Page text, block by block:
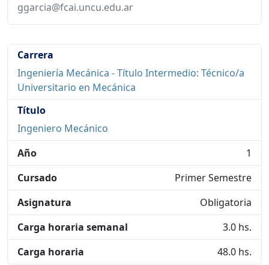
ggarcia@fcai.uncu.edu.ar
Carrera
Ingeniería Mecánica - Título Intermedio: Técnico/a
Universitario en Mecánica
Título
Ingeniero Mecánico
Año
1
Cursado
Primer Semestre
Asignatura
Obligatoria
Carga horaria semanal
3.0 hs.
Carga horaria
48.0 hs.